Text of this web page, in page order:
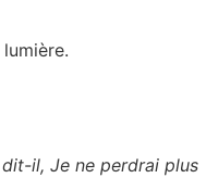
il, Je ne perdrai plus